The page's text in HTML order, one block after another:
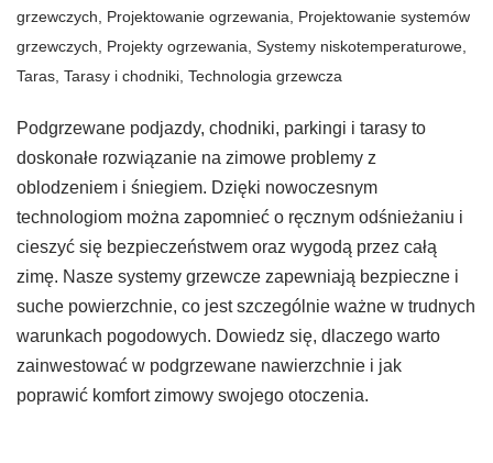
grzewczych
Projektowanie ogrzewania
Projektowanie systemów
grzewczych
Projekty ogrzewania Systemy niskotemperaturowe
Taras Tarasy i chodniki Technologia grzewcza
Podgrzewane podjazdy, chodniki, parkingi i tarasy to
doskonałe rozwiązanie na zimowe problemy z
oblodzeniem i śniegiem. Dzięki nowoczesnym
technologiom można zapomnieć o ręcznym odśnieżaniu i
cieszyć się bezpieczeństwem oraz wygodą przez całą
zimę. Nasze systemy grzewcze zapewniają bezpieczne i
suche powierzchnie, co jest szczególnie ważne w trudnych
warunkach pogodowych. Dowiedz się, dlaczego warto
zainwestować w podgrzewane nawierzchnie i jak
poprawić komfort zimowy swojego otoczenia.